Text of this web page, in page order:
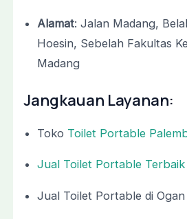
Alamat: Jalan Madang,
Hoesin, Sebelah Fakultas
Madang
Jangkauan Layanan:
Toko Toilet Portable
Jual Toilet Portable Terbaik
Jual Toilet Portable di